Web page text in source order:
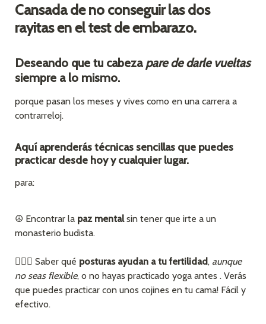
Cansada de no conseguir las dos
rayitas en el test de embarazo.
Deseando que tu cabeza pare de darle vueltas
siempre a lo mismo.
porque pasan los meses y vives como en una carrera a
contrarreloj.
Aquí aprenderás técnicas sencillas que puedes
practicar desde hoy y cualquier lugar.
para:
☮️ Encontrar la paz mental sin tener que irte a un
monasterio budista.
🧘🏻‍♀️ Saber qué posturas ayudan a tu fertilidad, aunque
no seas flexible, o no hayas practicado yoga antes . Verás
que puedes practicar con unos cojines en tu cama! Fácil y
efectivo.